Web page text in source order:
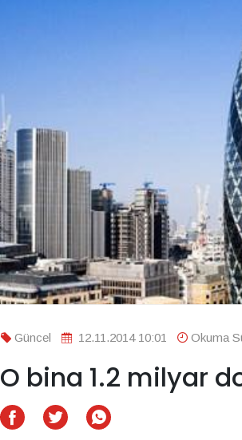
Güncel 12.11.2014 10:01 Okuma
O bina 1.2 milyar